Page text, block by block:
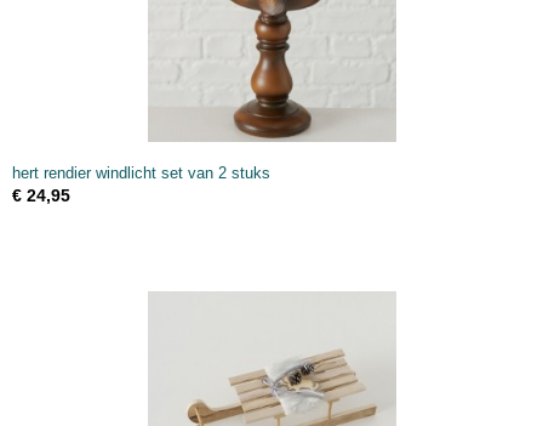
hert rendier windlicht set van 2 stuks
€ 24,95